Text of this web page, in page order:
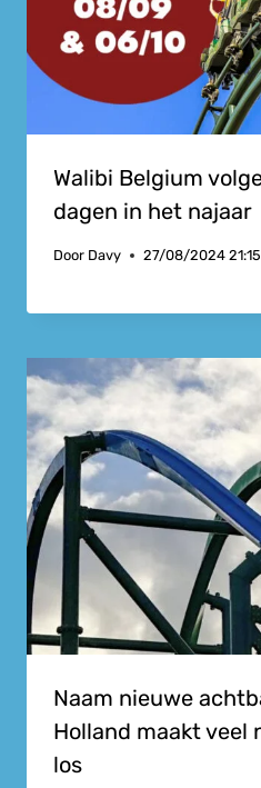
Walibi Belgium
dagen in het najaar
Door Davy 27/08/2024 21:15
Naam nieuwe
Holland maakt veel
los